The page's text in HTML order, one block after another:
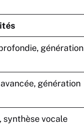
génération
génération
synthèse vocale